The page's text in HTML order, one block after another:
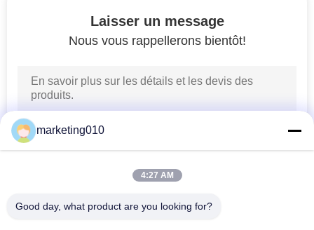
Horizontal Drilling
Rig directionnel
Laisser un message
Nous vous rappellerons bientôt!
marketing010
4:27 AM
Good day, what product are you looking for?